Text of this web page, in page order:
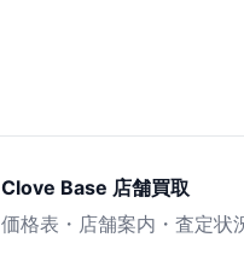
Clove Base 店舗買取
価格表・店舗案内・査定状